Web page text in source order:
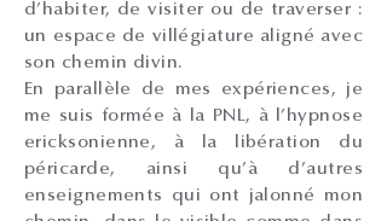
d’habiter, de visiter ou de traverser :
un espace de villégiature aligné avec
son chemin divin.
En parallèle de mes expériences, je
me suis formée à la PNL, à l’hypnose
ericksonienne, à la libération du
péricarde, ainsi qu’à d’autres
enseignements qui ont jalonné mon